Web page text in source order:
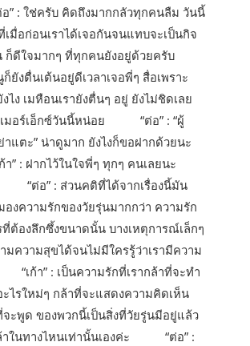
ใช่ครับ คิดถึงมากกลัวทุกคนลืม วันนี้
เมื่อก่อนเราได้เจอกันจนแทบจะเป็นกิจ
ก็ดีใจมากๆ ที่ทุกคนยังอยู่ด้วยครับ
ก็ยังตื่นเต้นอยู่ดีเวลาเจอพี่ๆ สื่อเพราะ
ไง เมหือนเรายังตื่นๆ อยู่ ยังไม่ชิดเลย
เมอร์เอ็กซ์วันนี้หน่อย “ต่อ” : “ผู้
แตะ” น่าดูมาก ยังไงก็ขอฝากด้วยนะ
ฝากไว้ในใจพี่ๆ ทุกๆ คนเลยนะ
“ต่อ” : ส่วนคติที่ได้จากเรื่องนี้มัน
งความรักของวัยรุ่นมากกว่า ความรัก
ที่ต้องลึกซึ้งขนาดนั้น บางเหตุการณ์เล็กๆ
มความสุขได้จนไม่มีใครรู้ว่าเรามีความ
ก้า” : เป็นความรักที่เรากล้าที่จะทำ
ไรใหม่ๆ กล้าที่จะแสดงความคิดเห็น
จะพูด ของพวกนี้เป็นสิ่งที่วัยรู่นมีอยู่แล้ว
าในทางไหนเท่านั้นเองค่ะ “ต่อ” :